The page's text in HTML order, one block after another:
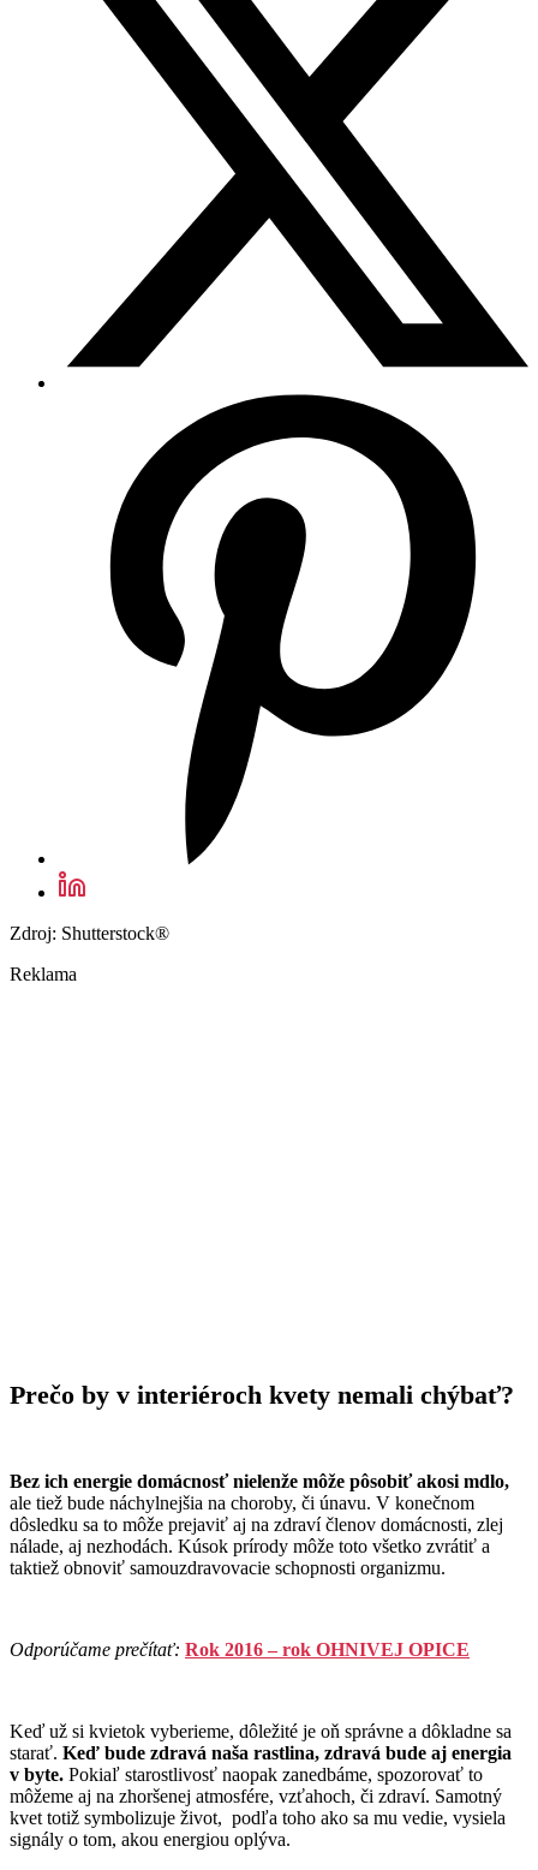
Zdroj: Shutterstock®
Reklama
Prečo by v interiéroch kvety nemali chýbať?
Bez ich energie domácnosť nielenže môže pôsobiť akosi mdlo,
ale tiež bude náchylnejšia na choroby, či únavu. V konečnom
dôsledku sa to môže prejaviť aj na zdraví členov domácnosti, zlej
nálade, aj nezhodách. Kúsok prírody môže toto všetko zvrátiť a
taktiež obnoviť samouzdravovacie schopnosti organizmu.
Odporúčame prečítať: Rok 2016 – rok OHNIVEJ OPICE
Keď už si kvietok vyberieme, dôležité je oň správne a dôkladne sa
starať. Keď bude zdravá naša rastlina, zdravá bude aj energia
v byte. Pokiaľ starostlivosť naopak zanedbáme, spozorovať to
môžeme aj na zhoršenej atmosfére, vzťahoch, či zdraví. Samotný
kvet totiž symbolizuje život, podľa toho ako sa mu vedie, vysiela
signály o tom, akou energiou oplýva.